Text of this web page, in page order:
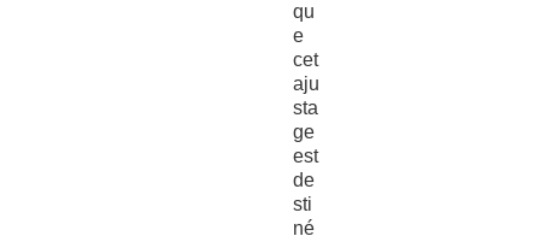
qu
e
cet
aju
sta
ge
est
de
sti
né